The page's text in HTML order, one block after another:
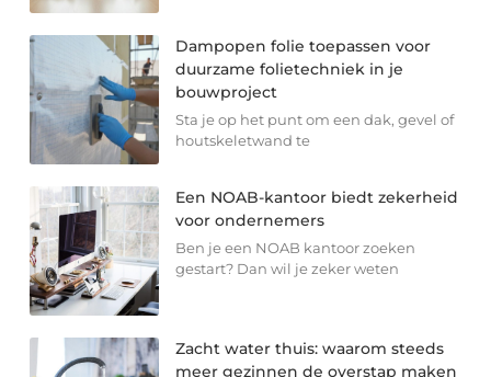
Dampopen folie toepassen voor
duurzame folietechniek in je
bouwproject
Sta je op het punt om een dak, gevel of
houtskeletwand te
Een NOAB-kantoor biedt zekerheid
voor ondernemers
Ben je een NOAB kantoor zoeken
gestart? Dan wil je zeker weten
Zacht water thuis: waarom steeds
meer gezinnen de overstap maken